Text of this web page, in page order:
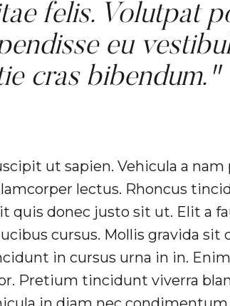
felis. Volutpat
eu
cras bibendum."
ut sapien. Vehicula a nam
lectus. Rhoncus
quis donec justo sit ut. Elit a
cursus. Mollis gravida sit
in cursus urna in in. Enim
Pretium tincidunt viverra